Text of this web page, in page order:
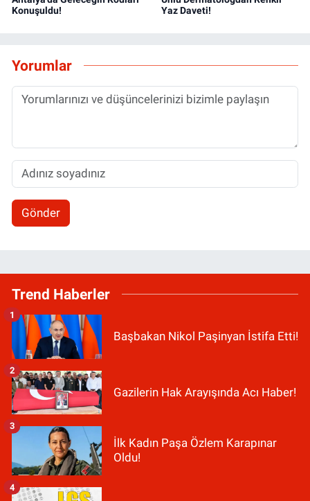
Konuşuldu!
Yaz Daveti!
Yorumlar
Gönder
Trend Haberler
Başbakan Nikol Paşinyan İstifa Etti!
1
Gazilerin Hak Arayışında Acı Haber!
2
İlk Kadın Paşa Özlem Karapınar
Oldu!
3
4